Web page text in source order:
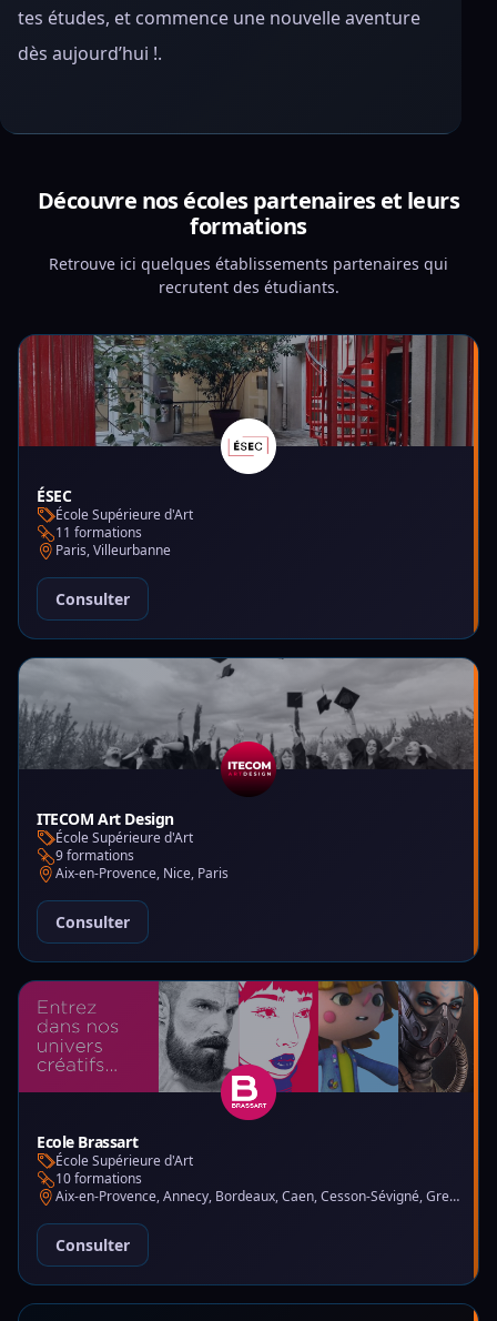
tes études, et commence une nouvelle aventure
dès aujourd’hui !.
Découvre nos écoles partenaires et leurs
formations
Retrouve ici quelques établissements partenaires qui
recrutent des étudiants.
ÉSEC
École Supérieure d'Art
11 formations
Paris, Villeurbanne
Consulter
ITECOM Art Design
École Supérieure d'Art
9 formations
Aix-en-Provence, Nice, Paris
Consulter
Ecole Brassart
École Supérieure d'Art
10 formations
Aix-en-Provence, Annecy, Bordeaux, Caen, Cesson-Sévigné, Grenoble, Lille, Lyon, Montpellier, Nantes, Nice, Paris, Toulouse, Tours
Consulter